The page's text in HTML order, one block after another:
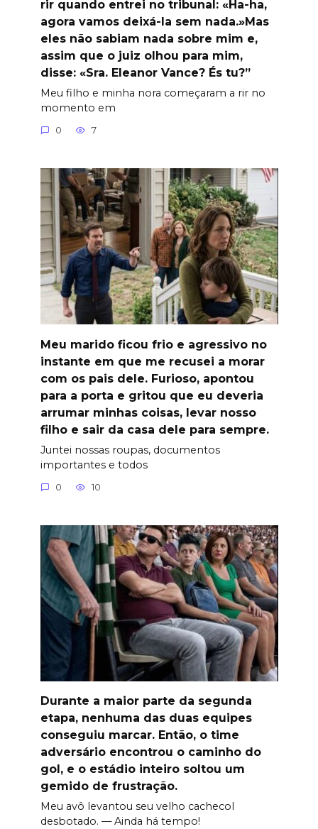
rir quando entrei no tribunal: «Ha-ha,
agora vamos deixá-la sem nada.»Mas
eles não sabiam nada sobre mim e,
assim que o juiz olhou para mim,
disse: «Sra. Eleanor Vance? És tu?”
Meu filho e minha nora começaram a rir no
momento em
0 7
Meu marido ficou frio e agressivo no
instante em que me recusei a morar
com os pais dele. Furioso, apontou
para a porta e gritou que eu deveria
arrumar minhas coisas, levar nosso
filho e sair da casa dele para sempre.
Juntei nossas roupas, documentos
importantes e todos
0 10
Durante a maior parte da segunda
etapa, nenhuma das duas equipes
conseguiu marcar. Então, o time
adversário encontrou o caminho do
gol, e o estádio inteiro soltou um
gemido de frustração.
Meu avô levantou seu velho cachecol
desbotado. — Ainda há tempo!